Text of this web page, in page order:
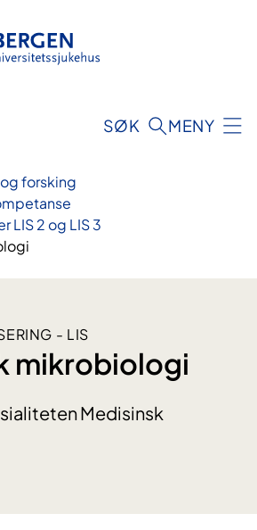
SØK MENY
forsking
LIS 2 og LIS 3
- LIS
mikrobiologi
Medisinsk